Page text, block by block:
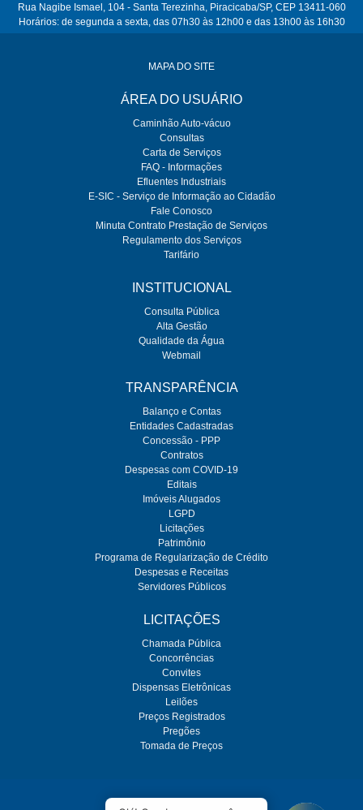
Rua Nagibe Ismael, 104 - Santa Terezinha, Piracicaba/SP, CEP 13411-060
Horários: de segunda a sexta, das 07h30 às 12h00 e das 13h00 às 16h30
MAPA DO SITE
ÁREA DO USUÁRIO
Caminhão Auto-vácuo
Consultas
Carta de Serviços
FAQ - Informações
Efluentes Industriais
E-SIC - Serviço de Informação ao Cidadão
Fale Conosco
Minuta Contrato Prestação de Serviços
Regulamento dos Serviços
Tarifário
INSTITUCIONAL
Consulta Pública
Alta Gestão
Qualidade da Água
Webmail
TRANSPARÊNCIA
Balanço e Contas
Entidades Cadastradas
Concessão - PPP
Contratos
Despesas com COVID-19
Editais
Imóveis Alugados
LGPD
Licitações
Patrimônio
Programa de Regularização de Crédito
Despesas e Receitas
Servidores Públicos
LICITAÇÕES
Chamada Pública
Concorrências
Convites
Dispensas Eletrônicas
Leilões
Preços Registrados
Pregões
Tomada de Preços
O SEMAE é regulado pela ARES-PCJ